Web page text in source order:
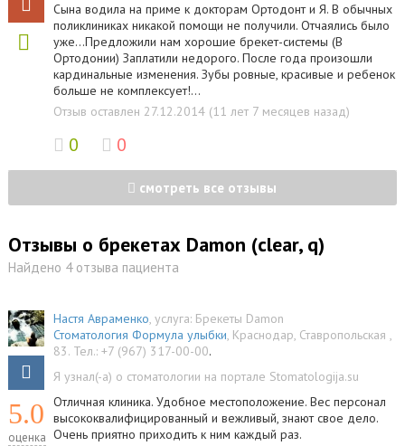
Сына водила на приме к докторам Ортодонт и Я. В обычных
поликлиниках никакой помощи не получили. Отчаялись было
уже...Предложили нам хорошие брекет-системы (В
Ортодонии) Заплатили недорого. После года произошли
кардинальные изменения. Зубы ровные, красивые и ребенок
больше не комплексует!...
Отзыв оставлен 27.12.2014 (11 лет 7 месяцев назад)
0 0
смотреть все отзывы
Отзывы о брекетах Damon (clear, q)
Найдено 4 отзыва пациента
5.0
оценка
Настя Авраменко, услуга: Брекеты Damon
Стоматология Формула улыбки, Краснодар, Ставропольская ,
83. Тел.: +7 (967) 317-00-00.
Я узнал(-а) о стоматологии на портале Stomatologija.su
Отличная клиника. Удобное местоположение. Вес персонал
высококвалифицированный и вежливый, знают свое дело.
Очень приятно приходить к ним каждый раз.